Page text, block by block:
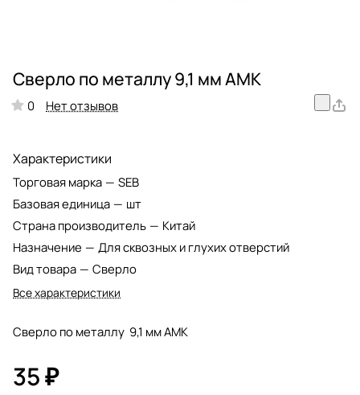
Сверло по металлу 9,1 мм АМК
0 Нет отзывов
Характеристики
Торговая марка — SEB
Базовая единица — шт
Страна производитель — Китай
Назначение — Для сквозных и глухих отверстий
Вид товара — Сверло
Все характеристики
Сверло по металлу 9,1 мм АМК
35 ₽